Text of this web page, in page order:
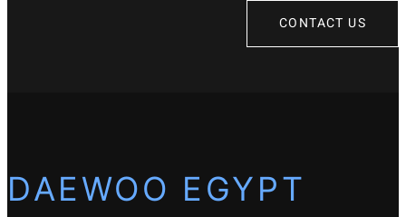
CONTACT US
DAEWOO EGYPT